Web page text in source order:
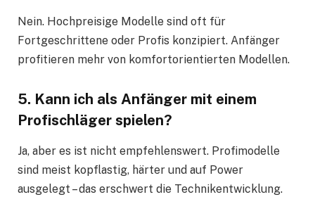
Nein. Hochpreisige Modelle sind oft für
Fortgeschrittene oder Profis konzipiert. Anfänger
profitieren mehr von komfortorientierten Modellen.
5. Kann ich als Anfänger mit einem
Profischläger spielen?
Ja, aber es ist nicht empfehlenswert. Profimodelle
sind meist kopflastig, härter und auf Power
ausgelegt – das erschwert die Technikentwicklung.